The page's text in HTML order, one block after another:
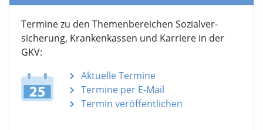
Termine zu den Themen­bereichen Sozialver­
sicherung, Krankenkassen und Karriere in der
GKV:
Aktuelle Termine
Termine per E-Mail
Termin veröffentlichen